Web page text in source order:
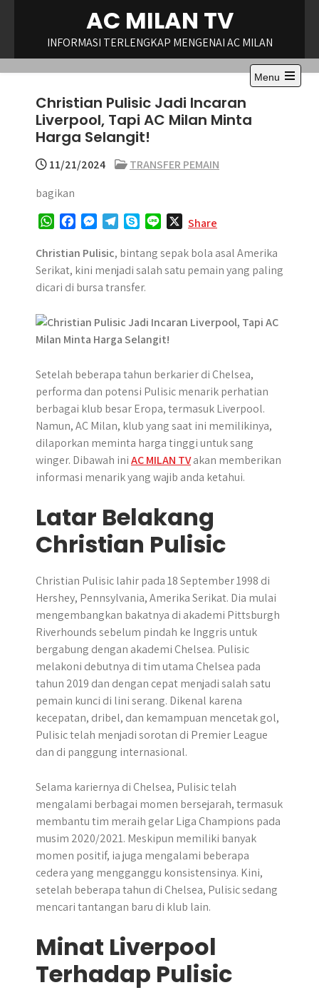
AC MILAN TV
INFORMASI TERLENGKAP MENGENAI AC MILAN
Menu
Open
Christian Pulisic Jadi Incaran
Liverpool, Tapi AC Milan Minta
Harga Selangit!
11/21/2024
TRANSFER PEMAIN
bagikan
W
a
t
s
p
p
c
e
b
o
k
s
s
e
e
r
l
e
g
a
m
y
p
e
n
e
Share
Christian Pulisic, bintang sepak bola asal Amerika
Serikat, kini menjadi salah satu pemain yang paling
dicari di bursa transfer.
Setelah beberapa tahun berkarier di Chelsea,
performa dan potensi Pulisic menarik perhatian
berbagai klub besar Eropa, termasuk Liverpool.
Namun, AC Milan, klub yang saat ini memilikinya,
dilaporkan meminta harga tinggi untuk sang
winger. Dibawah iniAC MILAN TVakan memberikan
informasi menarik yang wajib anda ketahui.
Latar Belakang
Christian Pulisic
Christian Pulisic lahir pada 18 September 1998 di
Hershey, Pennsylvania, Amerika Serikat. Dia mulai
mengembangkan bakatnya di akademi Pittsburgh
Riverhounds sebelum pindah ke Inggris untuk
bergabung dengan akademi Chelsea. Pulisic
melakoni debutnya di tim utama Chelsea pada
tahun 2019 dan dengan cepat menjadi salah satu
pemain kunci di lini serang. Dikenal karena
kecepatan, dribel, dan kemampuan mencetak gol,
Pulisic telah menjadi sorotan di Premier League
dan di panggung internasional.
Selama kariernya di Chelsea, Pulisic telah
mengalami berbagai momen bersejarah, termasuk
membantu tim meraih gelar Liga Champions pada
musim 2020/2021. Meskipun memiliki banyak
momen positif, ia juga mengalami beberapa
cedera yang mengganggu konsistensinya. Kini,
setelah beberapa tahun di Chelsea, Pulisic sedang
mencari tantangan baru di klub lain.
Minat Liverpool
Terhadap Pulisic